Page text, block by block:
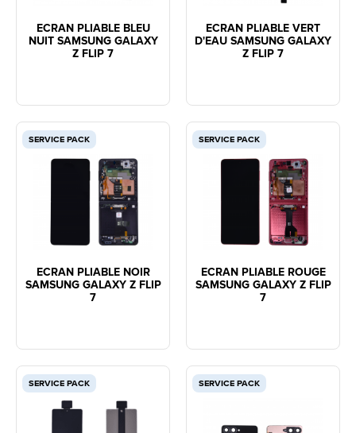
ECRAN PLIABLE BLEU
NUIT SAMSUNG GALAXY
Z FLIP 7
ECRAN PLIABLE VERT
D'EAU SAMSUNG GALAXY
Z FLIP 7
SERVICE PACK
ECRAN PLIABLE NOIR
SAMSUNG GALAXY Z FLIP
7
SERVICE PACK
ECRAN PLIABLE ROUGE
SAMSUNG GALAXY Z FLIP
7
SERVICE PACK SERVICE PACK